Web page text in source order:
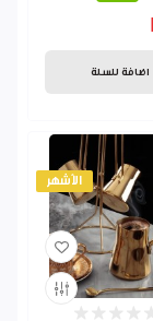
اضافة للسلة
الأشهر